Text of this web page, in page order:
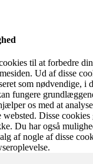
til at forbedre
Ud af disse
som nødvendige, i
fungere
os med at
Disse
Du har også
af nogle af disse